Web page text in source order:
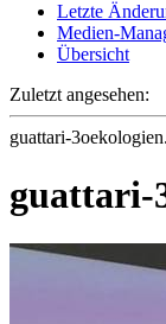
Letzte
Medien-
Übersicht
Zuletzt angesehen:
guattari-
guattari-